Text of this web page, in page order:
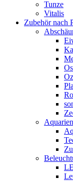
Tunze
Vitalis
Zubehör nach